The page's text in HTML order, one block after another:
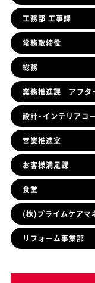
工務部 工事課
常務取締役
総務
業務推進課 アフタ
設計・インテリアコ
営業推進室
お客様満足課
食堂
(株)プライムケアマ
リフォーム事業部